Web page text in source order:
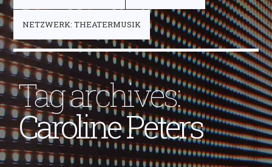
NETZWERK: THEATERMUSIK
Tag archives:
Caroline Peters